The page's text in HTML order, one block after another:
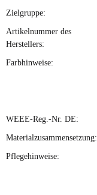
Zielgruppe:
Artikelnummer des
Herstellers:
Farbhinweise:
WEEE-Reg.-Nr. DE:
Materialzusammensetzung:
Pflegehinweise: